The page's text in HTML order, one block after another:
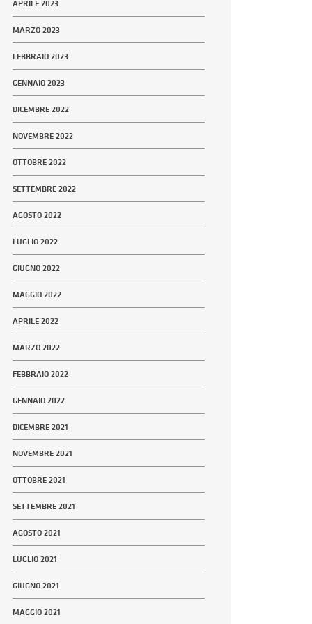
APRILE 2023
MARZO 2023
FEBBRAIO 2023
GENNAIO 2023
DICEMBRE 2022
NOVEMBRE 2022
OTTOBRE 2022
SETTEMBRE 2022
AGOSTO 2022
LUGLIO 2022
GIUGNO 2022
MAGGIO 2022
APRILE 2022
MARZO 2022
FEBBRAIO 2022
GENNAIO 2022
DICEMBRE 2021
NOVEMBRE 2021
OTTOBRE 2021
SETTEMBRE 2021
AGOSTO 2021
LUGLIO 2021
GIUGNO 2021
MAGGIO 2021